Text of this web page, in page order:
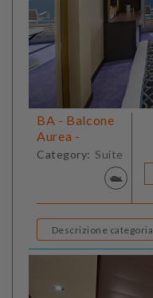
BA - Balcone
Aurea -
Category: Suite
Descrizione categoria